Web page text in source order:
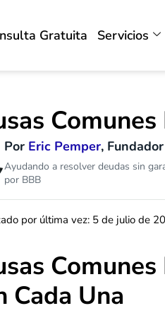
Gratuita Servicios
Por Eric Pemper,
Ayudando a resolver deudas sin
por BBB
por última vez: 5 de julio de
Cada Una